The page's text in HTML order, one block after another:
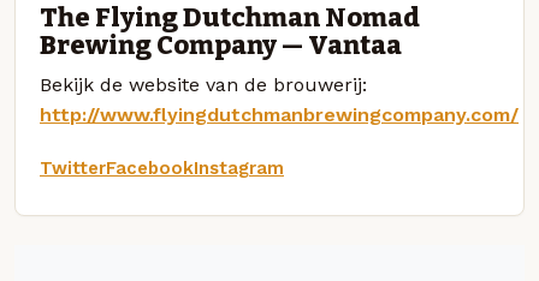
The Flying Dutchman Nomad
Brewing Company — Vantaa
Bekijk de website van de brouwerij:
http://www.flyingdutchmanbrewingcompany.com/
TwitterFacebookInstagram